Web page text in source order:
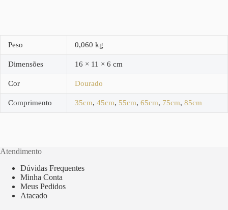
Peso 0,060 kg
Dimensões 16 × 11 × 6 cm
Cor Dourado
Comprimento 35cm, 45cm, 55cm, 65cm, 75cm, 85cm
Atendimento
Dúvidas Frequentes
Minha Conta
Meus Pedidos
Atacado